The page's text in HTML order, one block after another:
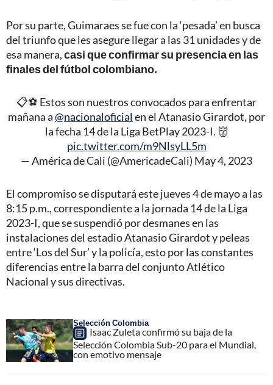
Por su parte, Guimaraes se fue con la ‘pesada’ en busca
del triunfo que les asegure llegar a las 31 unidades y de
esa manera,casi que confirmar su presencia en las
finales del fútbol colombiano.
📋⚽ Estos son nuestros convocados para enfrentar
mañana a@nacionaloficialen el Atanasio Girardot, por
la fecha 14 de la Liga BetPlay 2023-I. 👹
pic.twitter.com/m9NlsyLL5m
— América de Cali (@AmericadeCali) May 4, 2023
El compromiso se disputará este jueves 4 de mayo a las
8:15 p.m., correspondiente a la jornada 14 de la Liga
2023-I, que se suspendió por desmanes en las
instalaciones del estadio Atanasio Girardot y peleas
entre ‘Los del Sur’ y la policía, esto por las constantes
diferencias entre la barra del conjunto Atlético
Nacional y sus directivas.
Selección Colombia
Isaac Zuleta confirmó su baja de la
Selección Colombia Sub-20 para el Mundial,
con emotivo mensaje